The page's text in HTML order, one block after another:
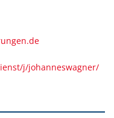
j/johanneswagner/